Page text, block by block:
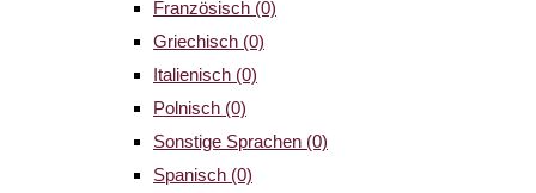
Französisch (0)
Griechisch (0)
Italienisch (0)
Polnisch (0)
Sonstige Sprachen (0)
Spanisch (0)